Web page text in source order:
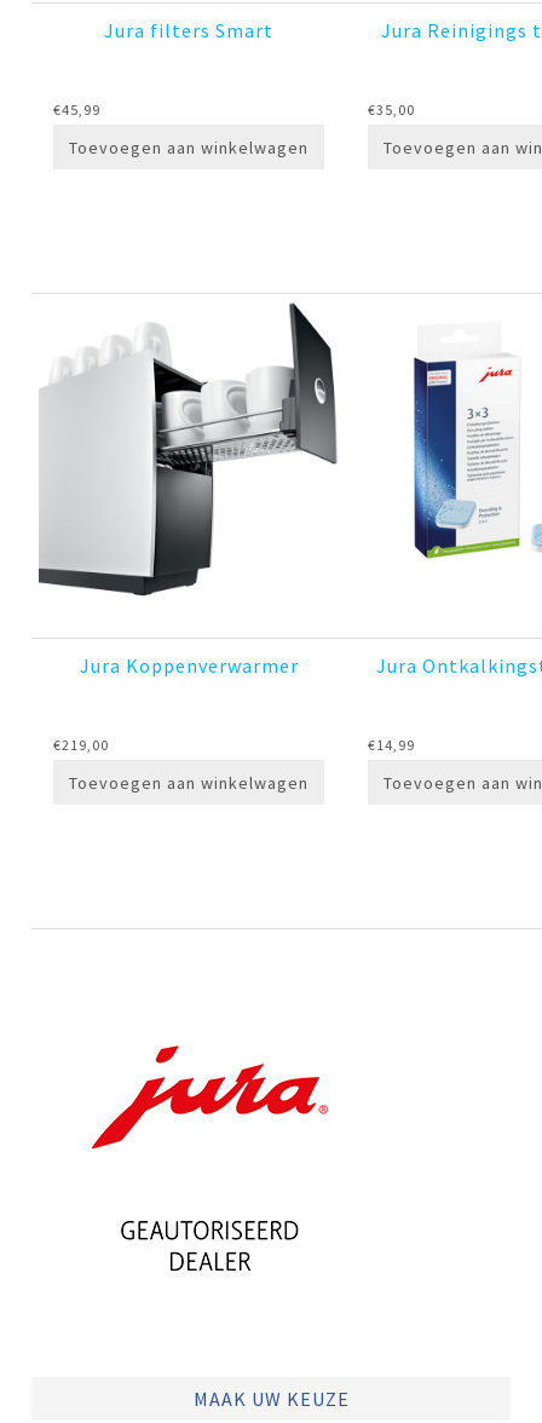
Jura filters Smart
€45,99
Toevoegen aan winkelwagen
Jura Reinigings
€35,00
Toevoegen aan
Jura Koppenverwarmer
€219,00
Toevoegen aan winkelwagen
Jura
€14,99
Toevoegen aan
MAAK UW KEUZE